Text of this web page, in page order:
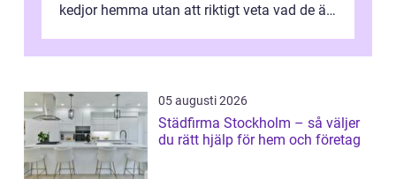
kedjor hemma utan att riktigt veta vad de är
05 augusti 2026
Städfirma Stockholm – så väljer
du rätt hjälp för hem och företag